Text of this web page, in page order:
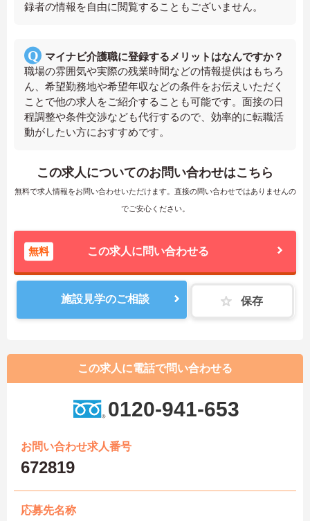
録者の情報を自由に閲覧することもございません。
マイナビ介護職に登録するメリットはなんですか？
職場の雰囲気や実際の残業時間などの情報提供はもちろ
ん、希望勤務地や希望年収などの条件をお伝えいただく
ことで他の求人をご紹介することも可能です。面接の日
程調整や条件交渉なども代行するので、効率的に転職活
動がしたい方におすすめです。
この求人についてのお問い合わせはこちら
無料で求人情報をお問い合わせいただけます。直接の問い合わせではありませんの
でご安心ください。
無料 この求人に問い合わせる
施設見学のご相談 保存
この求人に電話で問い合わせる
0120-941-653
お問い合わせ求人番号
672819
応募先名称